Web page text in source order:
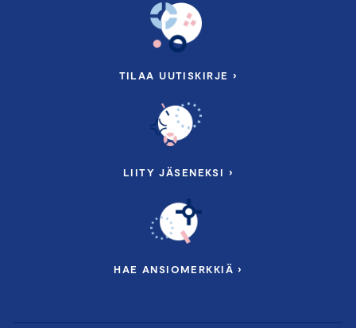
TILAA UUTISKIRJE ›
LIITY JÄSENEKSI ›
HAE ANSIOMERKKIÄ ›